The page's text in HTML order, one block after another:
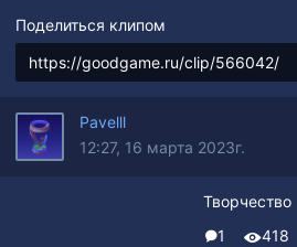
Поделиться клипом
Pavelll
12:27, 16 марта 2023г.
Творчество
1
418